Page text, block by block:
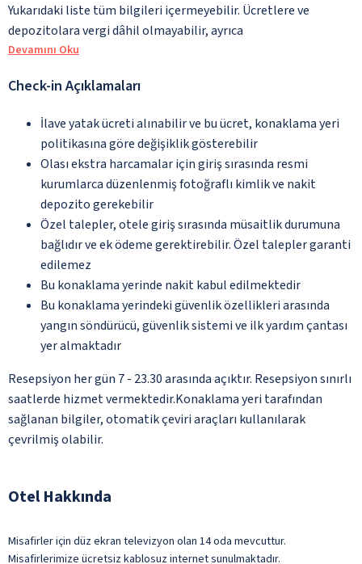
Yukarıdaki liste tüm bilgileri içermeyebilir. Ücretlere ve
depozitolara vergi dâhil olmayabilir, ayrıca
Devamını Oku
Check-in Açıklamaları
İlave yatak ücreti alınabilir ve bu ücret, konaklama yeri
politikasına göre değişiklik gösterebilir
Olası ekstra harcamalar için giriş sırasında resmi
kurumlarca düzenlenmiş fotoğraflı kimlik ve nakit
depozito gerekebilir
Özel talepler, otele giriş sırasında müsaitlik durumuna
bağlıdır ve ek ödeme gerektirebilir. Özel talepler garanti
edilemez
Bu konaklama yerinde nakit kabul edilmektedir
Bu konaklama yerindeki güvenlik özellikleri arasında
yangın söndürücü, güvenlik sistemi ve ilk yardım çantası
yer almaktadır
Resepsiyon her gün 7 - 23.30 arasında açıktır. Resepsiyon sınırlı
saatlerde hizmet vermektedir.Konaklama yeri tarafından
sağlanan bilgiler, otomatik çeviri araçları kullanılarak
çevrilmiş olabilir.
Otel Hakkında
Misafirler için düz ekran televizyon olan 14 oda mevcuttur.
Misafirlerimize ücretsiz kablosuz internet sunulmaktadır.